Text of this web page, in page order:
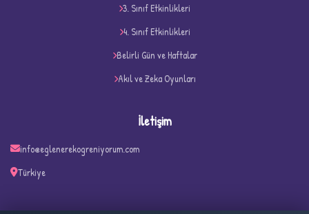
D
3. Sınıf Etkinlikleri
4. Sınıf Etkinlikleri
Belirli Gün ve Haftalar
Akıl ve Zeka Oyunları
İletişim
info@eglenerekogreniyorum.com
Türkiye